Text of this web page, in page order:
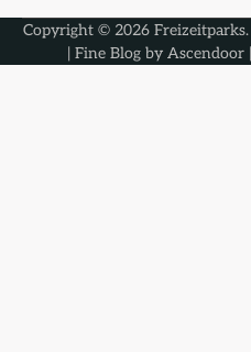
Copyright © 2026 Freizeitparks.
| Fine Blog by Ascendoor|